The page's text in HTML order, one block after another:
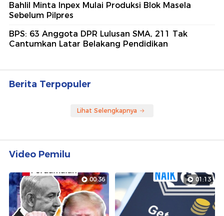
Bahlil Minta Inpex Mulai Produksi Blok Masela
Sebelum Pilpres
BPS: 63 Anggota DPR Lulusan SMA, 211 Tak
Cantumkan Latar Belakang Pendidikan
Berita Terpopuler
Lihat Selengkapnya
Video Pemilu
00:36 01:13